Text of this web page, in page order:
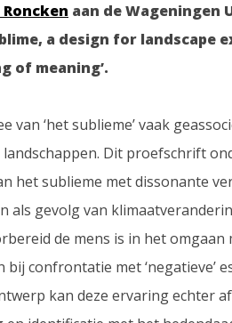
Roncken aan de Wageningen
a design for landscape
of meaning’.
van ‘het sublieme’ vaak
Dit proefschrift
het sublieme met dissonante
gevolg van
de mens is in het omgaan
confrontatie met ‘negatieve’
kan deze ervaring echter